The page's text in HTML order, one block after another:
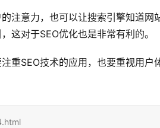
注意力，也可以让搜索引擎知道网
这对于SEO优化也是非常有利的。
重SEO技术的应用，也要重视用户